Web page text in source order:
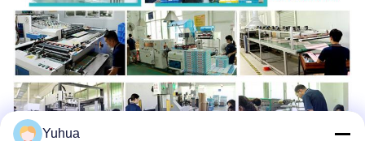
Yuhua